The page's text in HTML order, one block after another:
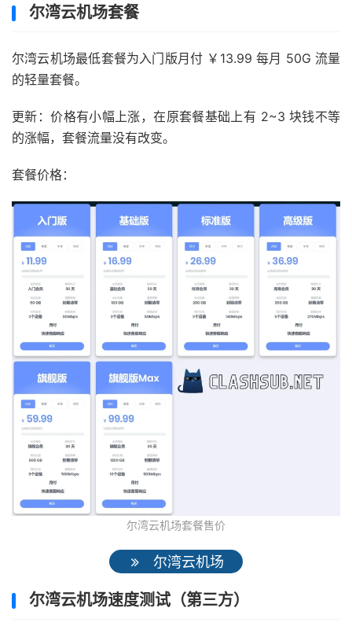
尔湾云机场套餐
尔湾云机场最低套餐为入门版月付 ￥13.99 每月 50G 流量
的轻量套餐。
更新：价格有小幅上涨，在原套餐基础上有 2~3 块钱不等
的涨幅，套餐流量没有改变。
套餐价格：
尔湾云机场套餐售价
尔湾云机场
尔湾云机场速度测试（第三方）